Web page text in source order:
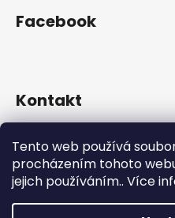
Tento web používá
procházením tohoto
jejich používáním.. Více
Facebook
Kontakt
+420 739 522 572
hookah_gang.cz/